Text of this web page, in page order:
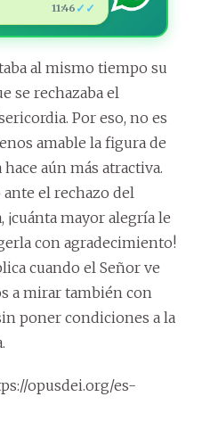
11:46 ✓✓
al mismo tiempo su
se rechazaba el
Por eso, no es
amable la figura de
aún más atractiva.
el rechazo del
mayor alegría le
con agradecimiento!
cuando el Señor ve
a mirar también con
poner condiciones a la
opusdei.org/es-